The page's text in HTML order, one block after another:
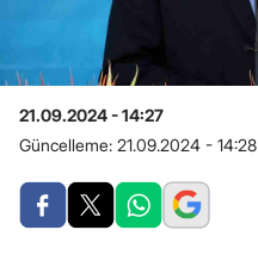
21.09.2024 - 14:27
Güncelleme: 21.09.2024 - 14:28